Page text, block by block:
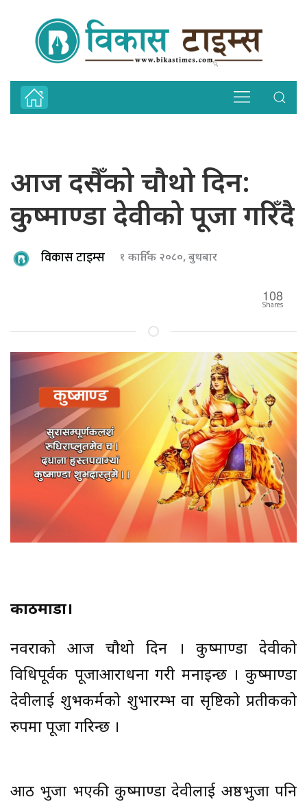
आज दसैँको चौथो दिन:
कुष्माण्डा देवीको पूजा गरिँदै
विकास टाइम्स १ कार्तिक २०८०, बुधबार
108
Shares
काठमाडौं।
नवरात्रको आज चौथो दिन । कुष्माण्डा देवीको
विधिपूर्वक पूजाआराधना गरी मनाइन्छ । कुष्माण्डा
देवीलाई शुभकर्मको शुभारम्भ वा सृष्टिको प्रतीकको
रुपमा पूजा गरिन्छ ।
आठ भुजा भएकी कुष्माण्डा देवीलाई अष्ठभुजा पनि